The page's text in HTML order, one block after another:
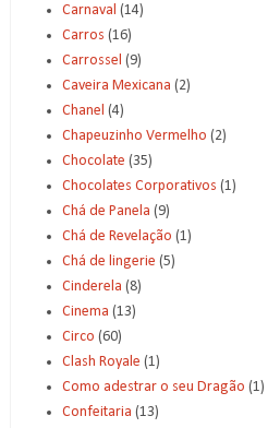
Carnaval (14)
Carros (16)
Carrossel (9)
Caveira Mexicana (2)
Chanel (4)
Chapeuzinho Vermelho (2)
Chocolate (35)
Chocolates Corporativos (1)
Chá de Panela (9)
Chá de Revelação (1)
Chá de lingerie (5)
Cinderela (8)
Cinema (13)
Circo (60)
Clash Royale (1)
Como adestrar o seu Dragão (1)
Confeitaria (13)